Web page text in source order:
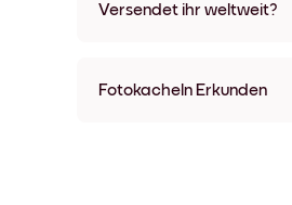
Versendet ihr weltweit?
Fotokacheln Erkunden